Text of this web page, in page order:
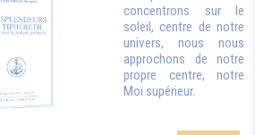
concentrons sur le
soleil, centre de notre
univers, nous nous
approchons de notre
propre centre, notre
Moi supérieur.